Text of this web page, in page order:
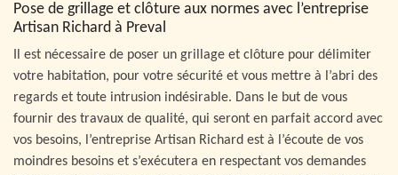
Pose de grillage et clôture aux normes avec l’entreprise
Artisan Richard à Preval
Il est nécessaire de poser un grillage et clôture pour délimiter
votre habitation, pour votre sécurité et vous mettre à l’abri des
regards et toute intrusion indésirable. Dans le but de vous
fournir des travaux de qualité, qui seront en parfait accord avec
vos besoins, l’entreprise Artisan Richard est à l’écoute de vos
moindres besoins et s’exécutera en respectant vos demandes